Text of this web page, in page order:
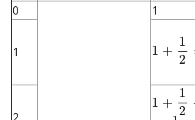
0
1
1 1 +
1
2
2=
1 +
1
2
1+12+
14=2-
122